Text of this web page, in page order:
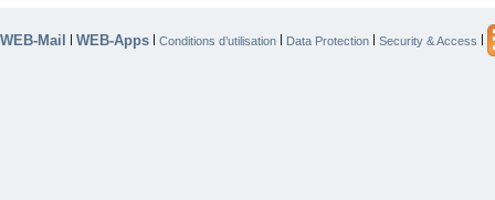
WEB-Mail | WEB-Apps | Conditions d’utilisation | Data Protection | Security & Access |